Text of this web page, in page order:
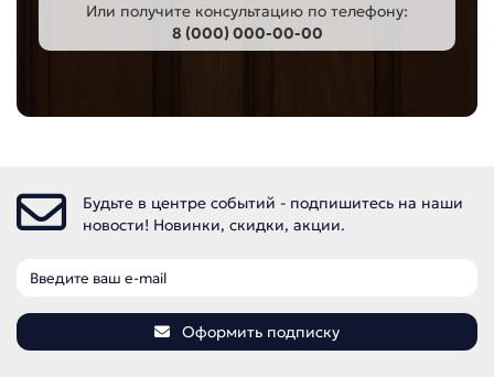
Или получите консультацию по телефону:
8 (000) 000-00-00
Будьте в центре событий - подпишитесь на наши
новости! Новинки, скидки, акции.
Оформить подписку